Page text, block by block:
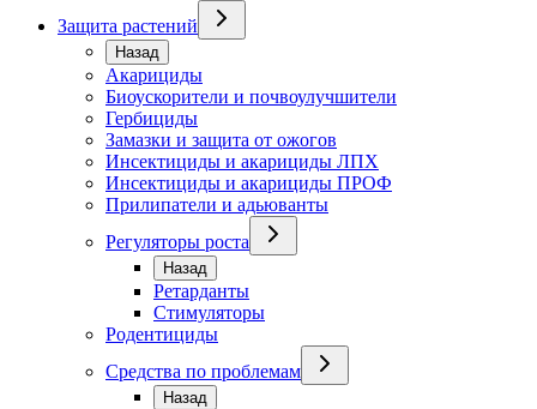
Защита растений
Назад
Акарициды
Биоускорители и почвоулучшители
Гербициды
Замазки и защита от ожогов
Инсектициды и акарициды ЛПХ
Инсектициды и акарициды ПРОФ
Прилипатели и адьюванты
Регуляторы роста
Назад
Ретарданты
Стимуляторы
Родентициды
Средства по проблемам
Назад